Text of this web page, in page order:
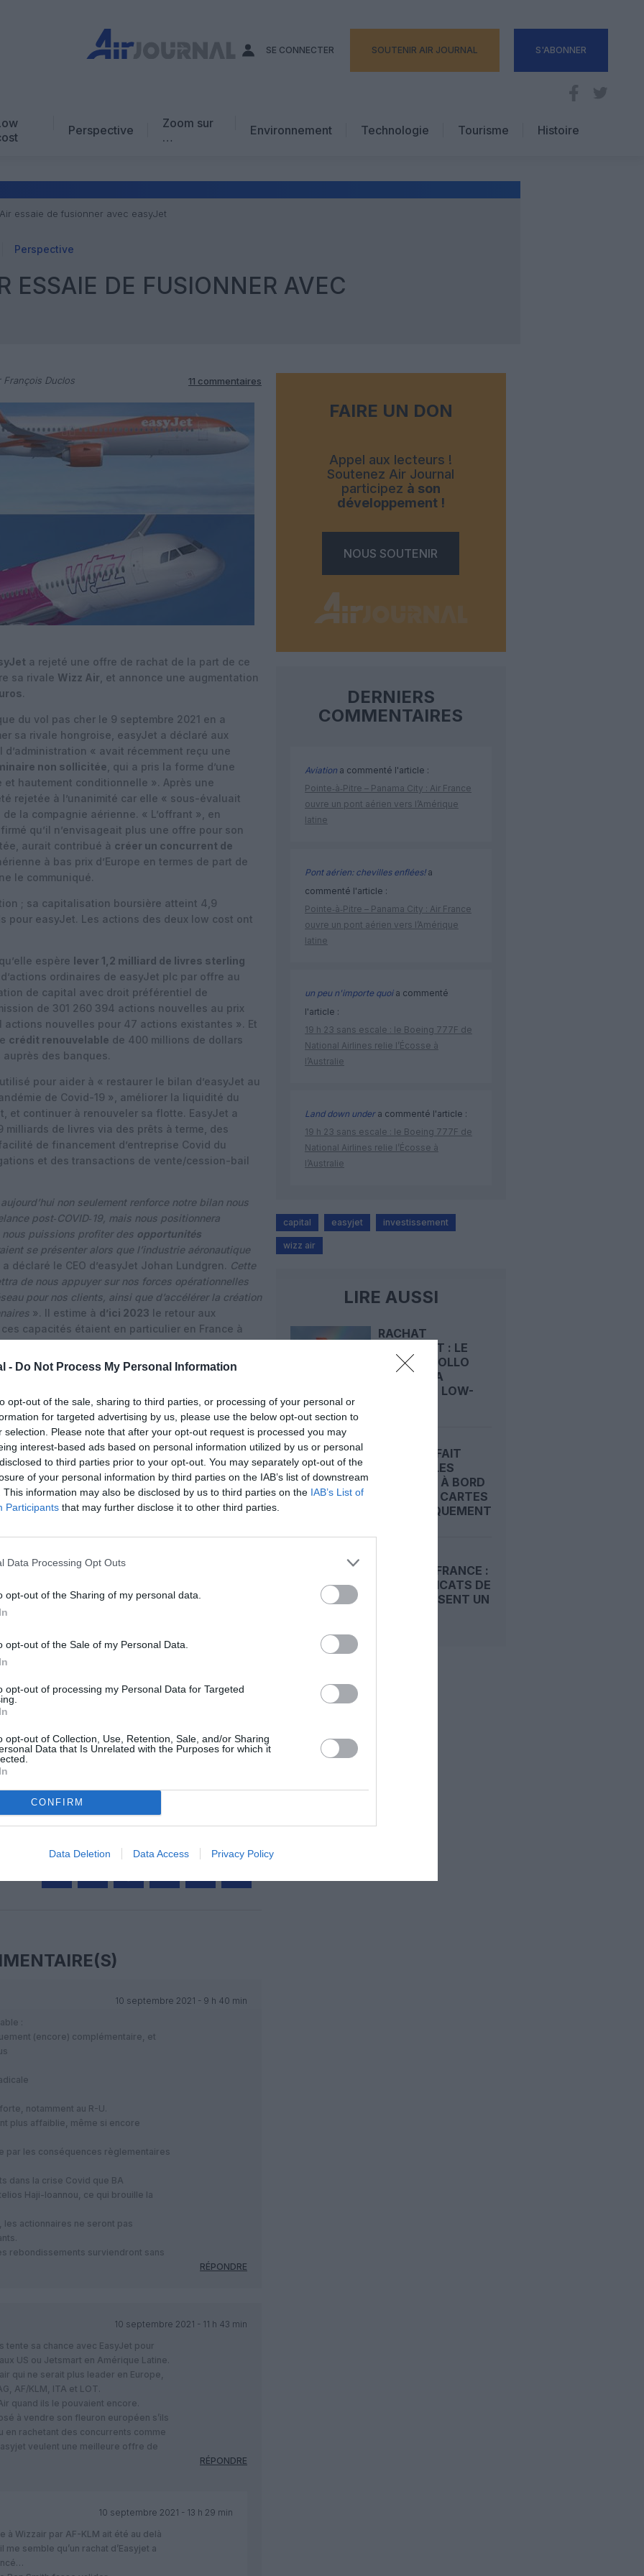
- Do Not Process My Personal Information
opt-out of the sale, sharing to third parties, or processing of your personal or
for targeted advertising by us, please use the below opt-out section to
selection. Please note that after your opt-out request is processed you may
interest-based ads based on personal information utilized by us or personal
to third parties prior to your opt-out. You may separately opt-out of the
of your personal information by third parties on the IAB’s list of downstream
This information may also be disclosed by us to third parties on the IAB’s List of
Participants that may further disclose it to other third parties.
Data Processing Opt Outs
opt-out of the Sharing of my personal data.
opt-out of the Sale of my Personal Data.
opt-out of processing my Personal Data for Targeted
opt-out of Collection, Use, Retention, Sale, and/or Sharing
Data that Is Unrelated with the Purposes for which it
CONFIRM
Data Deletion Data Access Privacy Policy
SE CONNECTER SOUTENIR AIR JOURNAL S'ABONNER
Perspective
Zoom sur
…
Avis d’expert
Environnement Technologie
Tourisme
Hôtellerie
Histoire
essaie de fusionner avec easyJet
Perspective
ESSAIE DE FUSIONNER AVEC
François Duclos 11 commentaires
a rejeté une offre de rachat de la part de ce
sa rivale Wizz Air , et annonce une augmentation
.
du vol pas cher le 9 septembre 2021 en a
sa rivale hongroise, easyJet a déclaré aux
« avait récemment reçu une
non sollicitée , qui a pris la forme d’une
hautement conditionnelle ». Après une
rejetée à l’unanimité car elle « sous-évaluait
la compagnie aérienne. « L’offrant », en
qu’il n’envisageait plus une offre pour son
aurait contribué à créer un concurrent de
à bas prix d’Europe en termes de part de
le communiqué.
; sa capitalisation boursière atteint 4,9
pour easyJet. Les actions des deux low cost ont
espère lever 1,2 milliard de livres sterling
ordinaires de easyJet plc par offre au
de capital avec droit préférentiel de
de 301 260 394 actions nouvelles au prix
actions nouvelles pour 47 actions existantes ». Et
crédit renouvelable de 400 millions de dollars
auprès des banques.
pour aider à « restaurer le bilan d’easyJet au
de Covid-19 », améliorer la liquidité du
et continuer à renouveler sa flotte. EasyJet a
milliards de livres via des prêts à terme, des
de financement d’entreprise Covid du
et des transactions de vente/cession-bail
non seulement renforce notre bilan nous
post‐COVID‐19, mais nous positionnera
puissions profiter des opportunités
se présenter alors que l’industrie aéronautique
a déclaré le CEO d’easyJet Johan Lundgren. Cette
de nous appuyer sur nos forces opérationnelles
pour nos clients, ainsi que d’accélérer la création
». Il estime à d’ici 2023 le retour aux
capacités étaient en particulier en France à
apprécié l’article ?
nous, faites un don !
SOUTENIR
10 septembre 2021 - 9 h 40 min
:
(encore) complémentaire, et
notamment au R-U.
plus affaiblie, même si encore
par les conséquences règlementaires
dans la crise Covid que BA
Haji-Ioannou, ce qui brouille la
actionnaires ne seront pas
rebondissements surviendront sans
RÉPONDRE
10 septembre 2021 - 11 h 43 min
tente sa chance avec EasyJet pour
US ou Jetsmart en Amérique Latine.
qui ne serait plus leader en Europe,
AF/KLM, ITA et LOT.
quand ils le pouvaient encore.
à vendre son fleuron européen s’ils
rachetant des concurrents comme
veulent une meilleure offre de
RÉPONDRE
10 septembre 2021 - 13 h 29 min
à Wizzair par AF-KLM ait été au delà
semble qu’un rachat d’Easyjet a
FAIRE UN DON
Appel aux lecteurs !
Soutenez Air Journal
participez à son
développement !
NOUS SOUTENIR
DERNIERS
COMMENTAIRES
Aviation a commenté l'article :
Pointe‑à‑Pitre – Panama City : Air France
ouvre un pont aérien vers l’Amérique
latine
Pont aérien: chevilles enflées!a
commenté l'article :
Pointe‑à‑Pitre – Panama City : Air France
ouvre un pont aérien vers l’Amérique
latine
un peu n'importe quoia commenté
l'article :
19 h 23 sans escale : le Boeing 777F de
National Airlines relie l’Écosse à
l’Australie
Land down undera commenté l'article :
19 h 23 sans escale : le Boeing 777F de
National Airlines relie l’Écosse à
l’Australie
capital easyjet investissement
wizz air
LIRE AUSSI
RACHAT
D’EASYJET : LE
FONDS APOLLO
S’OFFRE LA
DEUXIÈME LOW-
EASYJET FAIT
MONTER LES
DOUDOUS À BORD
AVEC DES CARTES
D’EMBARQUEMENT...
EASYJET FRANCE :
LES SYNDICATS DE
PNC DÉPOSENT UN